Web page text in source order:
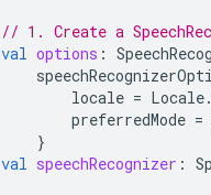
// 1. Create a
val options :
locale = Locale.
preferredMode =
}
val speechRecognizer :